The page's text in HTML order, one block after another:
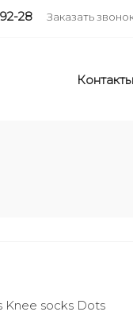
28 Заказать
Контакты
Knee socks Dots